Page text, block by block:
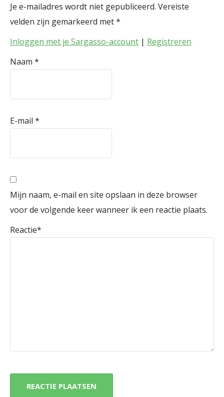
Je e-mailadres wordt niet gepubliceerd. Vereiste
velden zijn gemarkeerd met*
Inloggen met je Sargasso-account | Registreren
Naam *
E-mail *
Mijn naam, e-mail en site opslaan in deze browser
voor de volgende keer wanneer ik een reactie plaats.
Reactie*